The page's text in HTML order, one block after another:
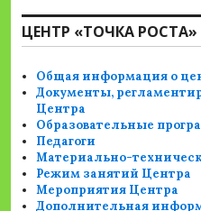
ЦЕНТР «ТОЧКА РОСТА»
Общая информация о
Документы,
Центра
Образовательные
Педагоги
Материально-
Режим занятий Центра
Мероприятия Центра
Дополнительная